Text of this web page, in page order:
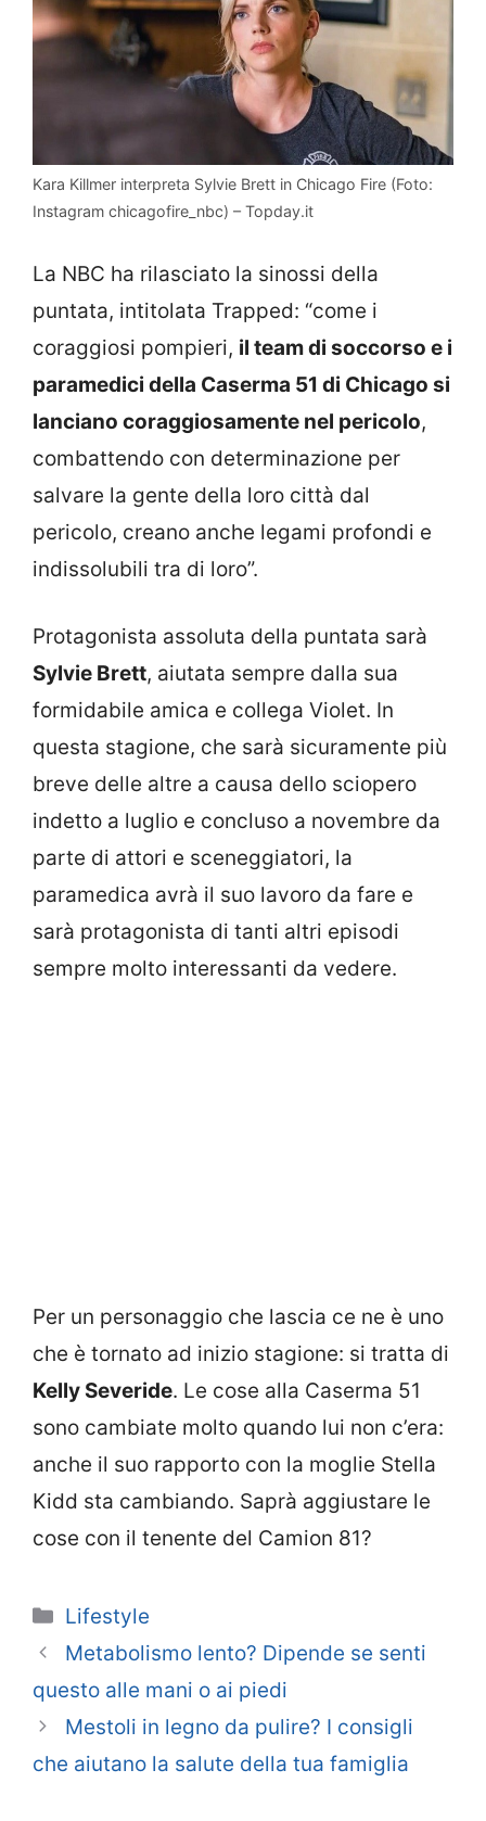
Kara Killmer interpreta Sylvie Brett in Chicago Fire (Foto:
Instagram chicagofire_nbc) – Topday.it
La NBC ha rilasciato la sinossi della
puntata, intitolata Trapped: “come i
coraggiosi pompieri, il team di soccorso e i
paramedici della Caserma 51 di Chicago si
lanciano coraggiosamente nel pericolo,
combattendo con determinazione per
salvare la gente della loro città dal
pericolo, creano anche legami profondi e
indissolubili tra di loro”.
Protagonista assoluta della puntata sarà
Sylvie Brett, aiutata sempre dalla sua
formidabile amica e collega Violet. In
questa stagione, che sarà sicuramente più
breve delle altre a causa dello sciopero
indetto a luglio e concluso a novembre da
parte di attori e sceneggiatori, la
paramedica avrà il suo lavoro da fare e
sarà protagonista di tanti altri episodi
sempre molto interessanti da vedere.
Per un personaggio che lascia ce ne è uno
che è tornato ad inizio stagione: si tratta di
Kelly Severide. Le cose alla Caserma 51
sono cambiate molto quando lui non c’era:
anche il suo rapporto con la moglie Stella
Kidd sta cambiando. Saprà aggiustare le
cose con il tenente del Camion 81?
Categorie
Lifestyle
Metabolismo lento? Dipende se senti
questo alle mani o ai piedi
Mestoli in legno da pulire? I consigli
che aiutano la salute della tua famiglia